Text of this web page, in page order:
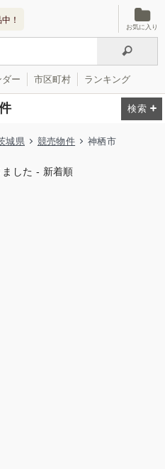
！
お気に入り
ダー 市区町村 ランキング
城県 競売物件 神栖市
ました - 新着順